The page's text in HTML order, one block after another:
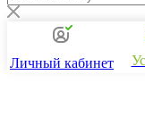
Личный кабинет